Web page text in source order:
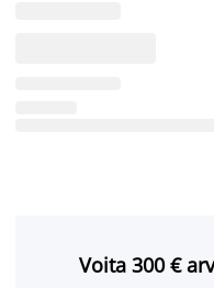
Voita 300 €